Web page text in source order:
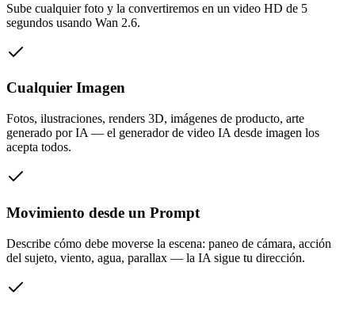
Sube cualquier foto y la convertiremos en un video HD de 5
segundos usando Wan 2.6.
Cualquier Imagen
Fotos, ilustraciones, renders 3D, imágenes de producto, arte
generado por IA — el generador de video IA desde imagen los
acepta todos.
Movimiento desde un Prompt
Describe cómo debe moverse la escena: paneo de cámara, acción
del sujeto, viento, agua, parallax — la IA sigue tu dirección.